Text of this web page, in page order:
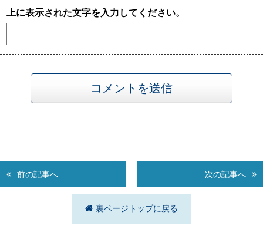
上に表示された文字を入力してください。
前の記事へ 次の記事へ
裏ページトップに戻る